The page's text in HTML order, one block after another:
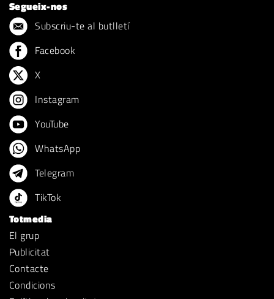
Segueix-nos
Subscriu-te al butlletí
Facebook
X
Instagram
YouTube
WhatsApp
Telegram
TikTok
Totmedia
El grup
Publicitat
Contacte
Condicions